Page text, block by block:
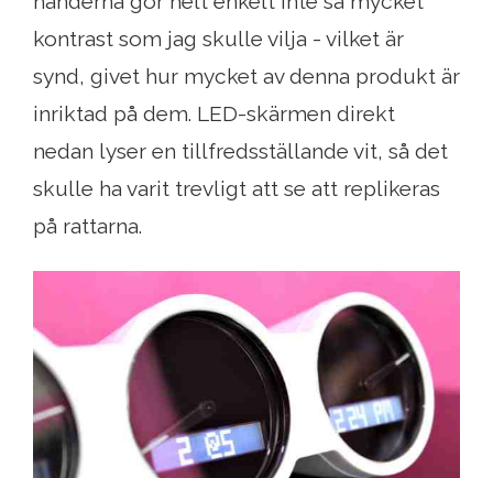
kontrast som jag skulle vilja - vilket är
synd, givet hur mycket av denna produkt är
inriktad på dem. LED-skärmen direkt
nedan lyser en tillfredsställande vit, så det
skulle ha varit trevligt att se att replikeras
på rattarna.